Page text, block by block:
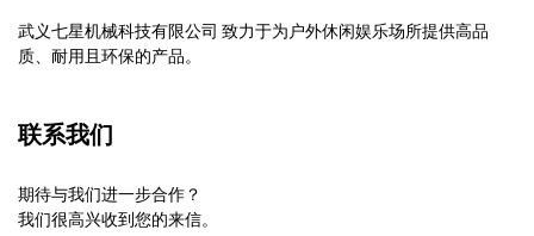
武义七星机械科技有限公司 致力于为户外休闲娱乐场所提供高品
质、耐用且环保的产品。
联系我们
期待与我们进一步合作？
我们很高兴收到您的来信。